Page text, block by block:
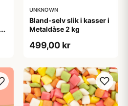
UNKNOWN
Bland-selv slik i kasser i
Metaldåse 2 kg
499,00 kr